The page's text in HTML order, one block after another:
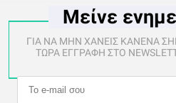
Μείνε
ΓΙΑ ΝΑ ΜΗΝ ΧΑΝΕΙΣ ΚΑΝΕΝΑ
ΤΩΡΑ ΕΓΓΡΑΦΗ ΣΤΟ